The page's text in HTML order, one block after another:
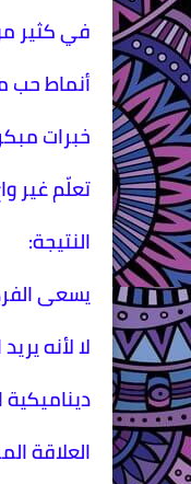
في كثير
أنماط حب
خبرات
تعلّم غير
النتيجة:
يسعى
لا لأنه
العلاقة